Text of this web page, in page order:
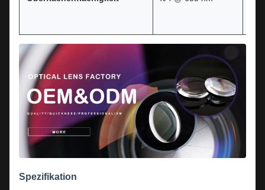
Spezifikation